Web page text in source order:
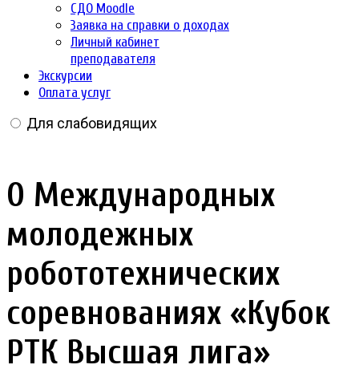
СДО Moodle
Заявка на справки о доходах
Личный кабинет
преподавателя
Экскурсии
Оплата услуг
Для слабовидящих
О Международных
молодежных
робототехнических
соревнованиях «Кубок
РТК Высшая лига»